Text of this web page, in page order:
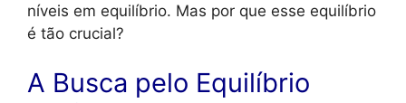
níveis em equilíbrio. Mas por que esse equilíbrio
é tão crucial?
A Busca pelo Equilíbrio